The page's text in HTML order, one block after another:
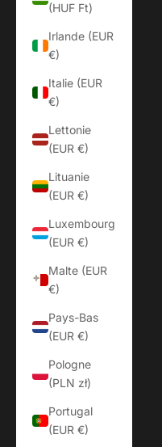
(HUF Ft)
Irlande (EUR
€)
Italie (EUR
€)
Lettonie
(EUR €)
Lituanie
(EUR €)
Luxembourg
(EUR €)
Malte (EUR
€)
Pays-Bas
(EUR €)
Pologne
(PLN zł)
Portugal
(EUR €)